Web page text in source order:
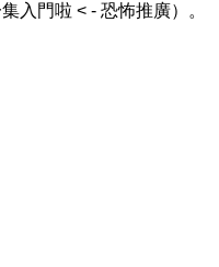
入門啦 < - 恐怖推廣）。